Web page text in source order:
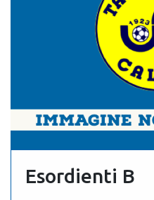
Esordienti B